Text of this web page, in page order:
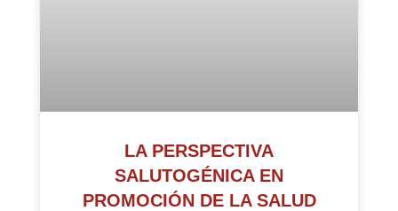
LA PERSPECTIVA
SALUTOGÉNICA EN
PROMOCIÓN DE LA SALUD